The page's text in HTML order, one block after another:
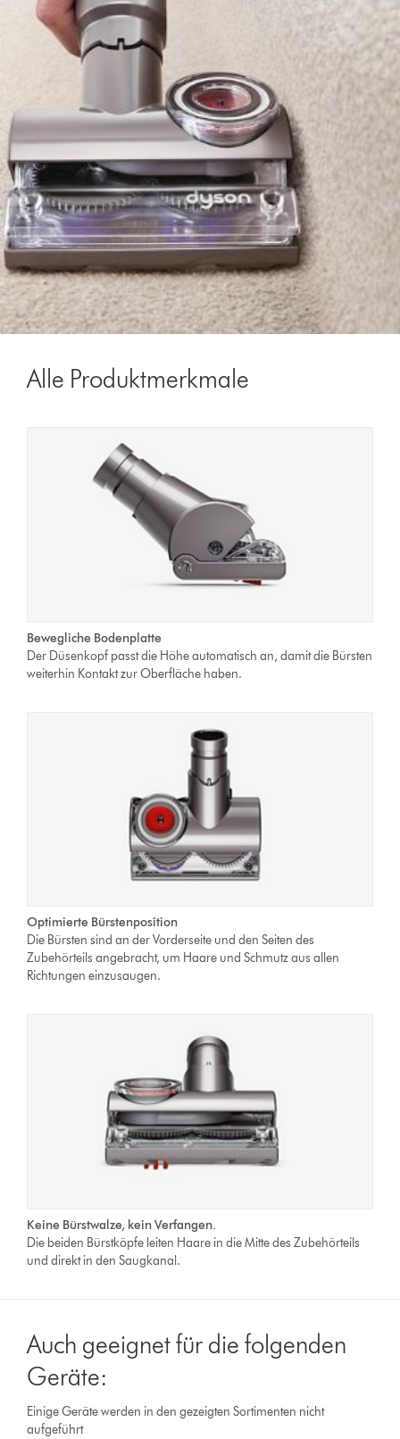
Alle Produktmerkmale
Bewegliche Bodenplatte
Der Düsenkopf passt die Höhe automatisch an, damit die Bürsten
weiterhin Kontakt zur Oberfläche haben.
Optimierte Bürstenposition
Die Bürsten sind an der Vorderseite und den Seiten des
Zubehörteils angebracht, um Haare und Schmutz aus allen
Richtungen einzusaugen.
Keine Bürstwalze, kein Verfangen.
Die beiden Bürstköpfe leiten Haare in die Mitte des Zubehörteils
und direkt in den Saugkanal.
Auch geeignet für die folgenden
Geräte:
Einige Geräte werden in den gezeigten Sortimenten nicht
aufgeführt